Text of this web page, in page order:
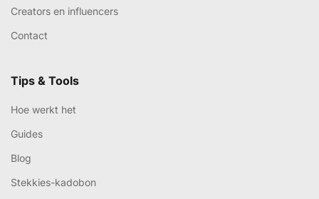
Creators en influencers
Contact
Tips & Tools
Hoe werkt het
Guides
Blog
Stekkies-kadobon